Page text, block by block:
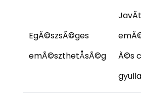
EgÃ©szsÃ©ges
emÃ©szthetÅsÃ©g
Ã©s